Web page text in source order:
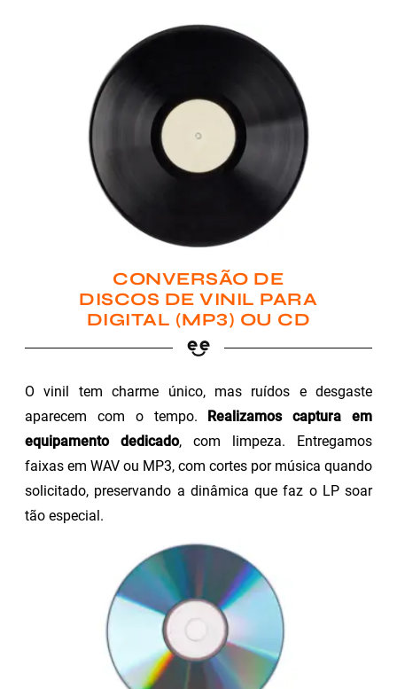
CONVERSÃO DE
DISCOS DE VINIL PARA
DIGITAL (MP3) OU CD
O vinil tem charme único, mas ruídos e desgaste
aparecem com o tempo.
Realizamos captura em
equipamento dedicado, com limpeza. Entregamos
faixas em WAV ou MP3, com cortes por música quando
solicitado, preservando a dinâmica que faz o LP soar
tão especial.